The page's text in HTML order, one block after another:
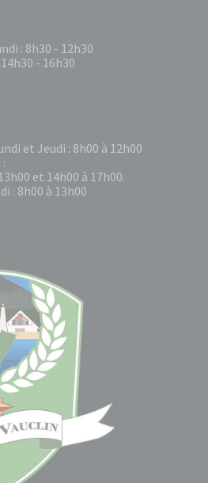
: 8h30 - 12h30
- 16h30
et Jeudi : 8h00 à 12h00
et 14h00 à 17h00.
: 8h00 à 13h00